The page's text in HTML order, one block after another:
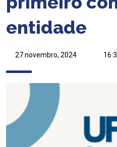
entidade
27 novembro, 2024